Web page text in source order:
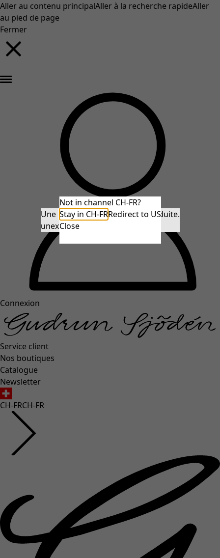
Aller au contenu principalAller à la recherche rapideAller
au pied de page
Fermer
Connexion
Service client
Nos boutiques
Catalogue
Newsletter
CH-FRCH-FR
Not in channel CH-FR?
Stay in CH-FRRedirect to US
Close
Une erreur inattendue s'est produite.
unexpectederror.buttontext